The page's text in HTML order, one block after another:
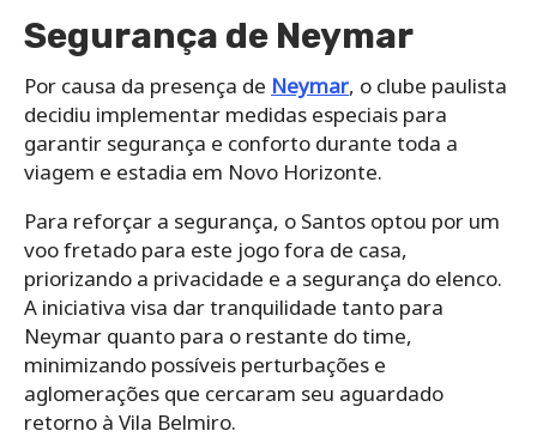
Segurança de Neymar
Por causa da presença de Neymar, o clube paulista
decidiu implementar medidas especiais para
garantir segurança e conforto durante toda a
viagem e estadia em Novo Horizonte.
Para reforçar a segurança, o Santos optou por um
voo fretado para este jogo fora de casa,
priorizando a privacidade e a segurança do elenco.
A iniciativa visa dar tranquilidade tanto para
Neymar quanto para o restante do time,
minimizando possíveis perturbações e
aglomerações que cercaram seu aguardado
retorno à Vila Belmiro.